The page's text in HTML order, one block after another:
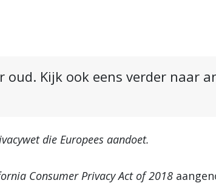
oud. Kijk ook eens verder naar
die Europees aandoet.
Consumer Privacy Act of 2018